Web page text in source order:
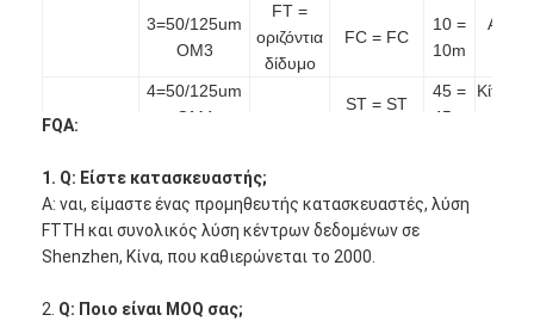
3=50/125um
OM3
FT =
οριζόντια
δίδυμο
FC = FC
10 =
10m
Aqua
4=50/125um
OM4
ST = ST
45 =
45m
OM5
6=9/125um
OS2
E2 = E2000
EA =
FQA:
1. Q: Είστε κατασκευαστής;
Α: ναι, είμαστε ένας προμηθευτής κατασκευαστές, λύση
FTTH και συνολικός λύση κέντρων δεδομένων σε
Shenzhen, Κίνα, που καθιερώνεται το 2000.
2. Q: Ποιο είναι MOQ σας;